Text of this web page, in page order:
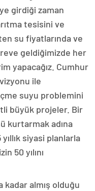
girdiği zaman
tesisini ve
su fiyatlarında ve
geldiğimizde her
yapacağız. Cumhur
ile
suyu problemini
büyük projeler. Bir
kurtarmak adına
siyasi planlarla
50 yılını
almış olduğu